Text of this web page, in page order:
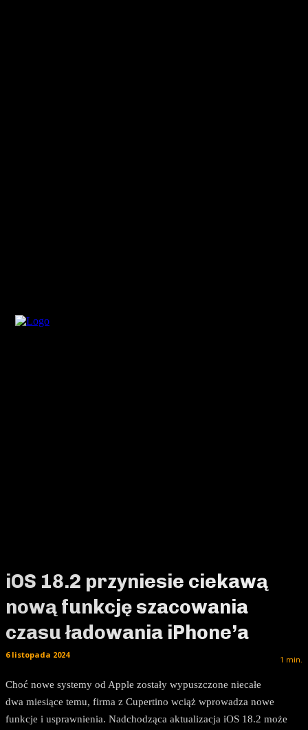
iOS 18.2 przyniesie ciekawą
nową funkcję szacowania
czasu ładowania iPhone’a
1 min.
6 listopada 2024
Choć nowe systemy od Apple zostały wypuszczone niecałe
dwa miesiące temu, firma z Cupertino wciąż wprowadza nowe
funkcje i usprawnienia. Nadchodząca aktualizacja iOS 18.2 może